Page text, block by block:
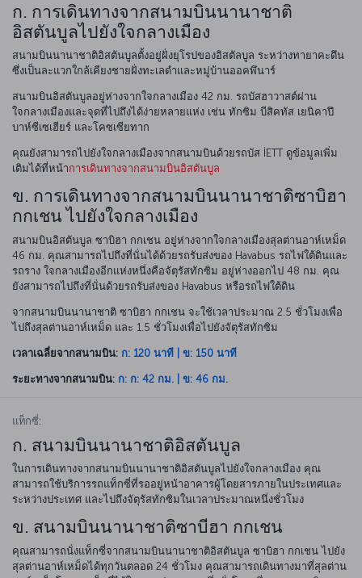
ก. การเดินทางจากสนามบินนานาชาติ
อิสตันบูลไปยังใจกลางเมือง
สนามบินนานาชาติอิสตันบูลตั้งอยู่ฝั่งยุโรปของอิสตัลบูล ระหว่างทายาคะดึน
ซึ่งเป็นละแวกใกล้เคียงชายฝั่งทะเลดำและหมู่บ้านออคพึนาร์
สนามบินอิสตันบูลอยู่ห่างจากใจกลางเมือง 42 กม. รถบัสฮาวาสต์ผ่าน
ใจกลางเมืองและจุดที่ไปถึงได้ง่ายหลายแห่ง เช่น ทักซิม บีสิคทัส เยนิคาปึ
บาห์ซีเซเฮียร์ และโคซเซียทาก
คุณยังสามารถไปยังใจกลางเมืองจากสนามบินด้วยรถบัส İETT ดูข้อมูลเพิ่ม
เติมได้ที่หน้าการเดินทางจากสนามบินอิสตันบูล
ข. การเดินทางจากสนามบินนานาชาติซาบิฮา
กกเชน ไปยังใจกลางเมือง
สนามบินอิสตันบูล ซาบิฮา กกเชน อยู่ห่างจากใจกลางเมืองสุลต่านอาห์เหม็ด
46 กม. คุณสามารถไปถึงที่นั่นได้ด้วยรถรับส่งของ Havabus รถไฟใต้ดินและ
รถราง ใจกลางเมืองอีกแห่งหนึ่งคือจัตุรัสทักซิม อยู่ห่างออกไป 48 กม. คุณ
ยังสามารถไปถึงที่นั่นด้วยรถรับส่งของ Havabus หรือรถไฟใต้ดิน
จากสนามบินนานาชาติ ซาบิฮา กกเชน จะใช้เวลาประมาณ 2.5 ชั่วโมงเพื่อ
ไปถึงสุลต่านอาห์เหม็ด และ 1.5 ชั่วโมงเพื่อไปยังจัตุรัสทักซิม
เวลาเฉลี่ยจากสนามบิน: ก: 120 นาที | ข: 150 นาที
ระยะทางจากสนามบิน: ก: ก: 42 กม. | ข: 46 กม.
แท็กซี่:
ก. สนามบินนานาชาติอิสตันบูล
ในการเดินทางจากสนามบินนานาชาติอิสตันบูลไปยังใจกลางเมือง คุณ
สามารถใช้บริการรถแท็กซี่ที่รออยู่หน้าอาคารผู้โดยสารภายในประเทศและ
ระหว่างประเทศ และไปถึงจัตุรัสทักซิมในเวลาประมาณหนึ่งชั่วโมง
ข. สนามบินนานาชาติซาบีฮา กกเชน
คุณสามารถนั่งแท็กซี่จากสนามบินนานาชาติอิสตันบูล ซาบิฮา กกเชน ไปยัง
สุลต่านอาห์เหม็ดได้ทุกวันตลอด 24 ชั่วโมง คุณสามารถเดินทางมาที่สุลต่าน